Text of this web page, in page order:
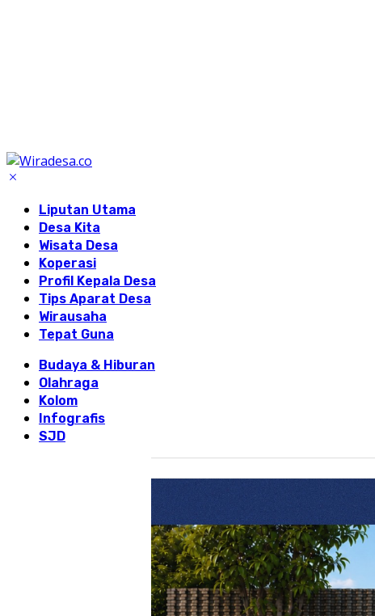
Liputan Utama
Desa Kita
Wisata Desa
Koperasi
Profil Kepala Desa
Tips Aparat Desa
Wirausaha
Tepat Guna
Budaya & Hiburan
Olahraga
Kolom
Infografis
SJD